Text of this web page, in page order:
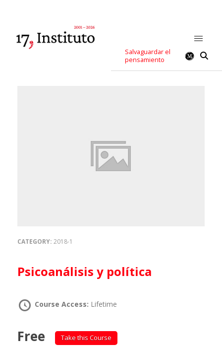
Salvaguardar el
pensamiento
CATEGORY: 2018-1
Psicoanálisis y política
Course Access: Lifetime
Free Take this Course